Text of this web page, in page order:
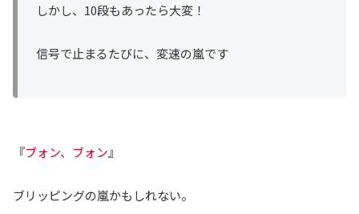
しかし、10段もあったら大変！
信号で止まるたびに、変速の嵐です
『ブォン、ブォン』
ブリッピングの嵐かもしれない。